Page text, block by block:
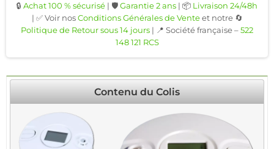
🔒 Achat 100 % sécurisé | 🛡️Garantie 2 ans | 📦 Livraison 24/48h
| ✅ Voir nosConditions Générales de Venteet notre 🔄
Politique de Retour sous 14 jours | 📍 Société française –522
148 121 RCS
Contenu du Colis